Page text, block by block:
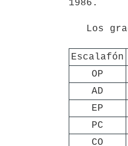
1986.
Escalafón
OP
AD
EP
PC
CO